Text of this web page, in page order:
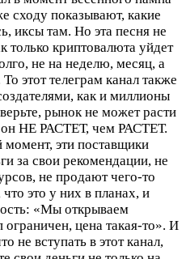
сходу показывают, какие
иксы там. Но эта песня не
только криптовалюта уйдет
не на неделю, месяц, а
этот телеграм канал также
как и миллионы
рынок не может расти
он НЕ РАСТЕТ, чем РАСТЕТ.
эти поставщики
за свои рекомендации, не
не продают чего-то
это у них в планах, и
«Мы открываем
ограничен, цена такая-то». И
не вступать в этот канал,